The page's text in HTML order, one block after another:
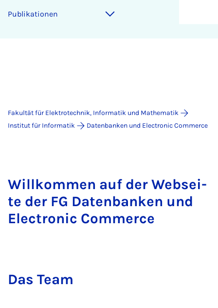
Pu­bli­ka­ti­o­nen
Fakultät für Elektrotechnik, Informatik und Mathematik
Institut für Informatik
Datenbanken und Electronic Commerce
Will­kom­men auf der Web­sei­
te der FG Da­ten­ban­ken und
Elec­tro­nic Com­mer­ce
Das Team